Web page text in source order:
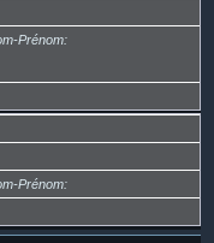
Prénom
Prénom